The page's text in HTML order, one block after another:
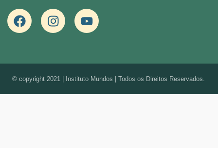
© copyright 2021 | Instituto Mundos | Todos os Direitos Reservados.